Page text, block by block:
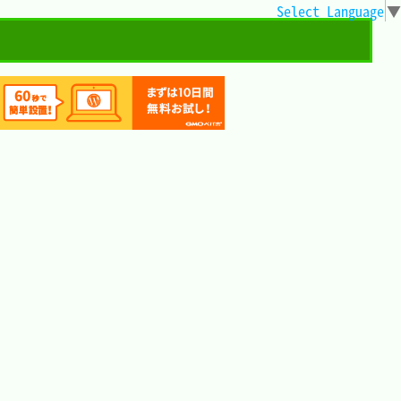
Select Language▼